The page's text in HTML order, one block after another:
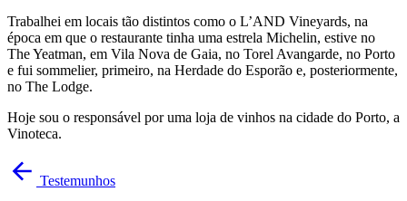
Trabalhei em locais tão distintos como o L’AND Vineyards, na
época em que o restaurante tinha uma estrela Michelin, estive no
The Yeatman, em Vila Nova de Gaia, no Torel Avangarde, no Porto
e fui sommelier, primeiro, na Herdade do Esporão e, posteriormente,
no The Lodge.
Hoje sou o responsável por uma loja de vinhos na cidade do Porto, a
Vinoteca.
Testemunhos